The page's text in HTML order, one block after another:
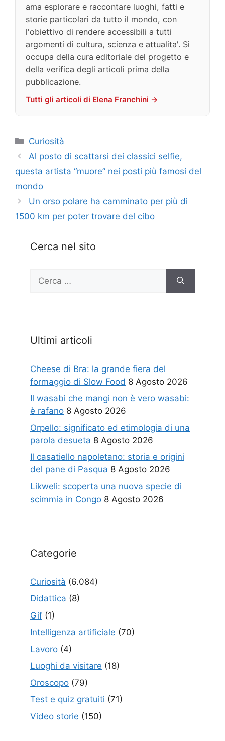
ama esplorare e raccontare luoghi, fatti e
storie particolari da tutto il mondo, con
l'obiettivo di rendere accessibili a tutti
argomenti di cultura, scienza e attualita'. Si
occupa della cura editoriale del progetto e
della verifica degli articoli prima della
pubblicazione.
Tutti gli articoli di Elena Franchini →
Categorie
Curiosità
Al posto di scattarsi dei classici selfie,
questa artista “muore” nei posti più famosi del
mondo
Un orso polare ha camminato per più di
1500 km per poter trovare del cibo
Cerca nel sito
per:
Ultimi articoli
Cheese di Bra: la grande fiera del
formaggio di Slow Food 8 Agosto 2026
Il wasabi che mangi non è vero wasabi:
è rafano 8 Agosto 2026
Orpello: significato ed etimologia di una
parola desueta 8 Agosto 2026
Il casatiello napoletano: storia e origini
del pane di Pasqua 8 Agosto 2026
Likweli: scoperta una nuova specie di
scimmia in Congo 8 Agosto 2026
Categorie
Curiosità (6.084)
Didattica (8)
Gif (1)
Intelligenza artificiale (70)
Lavoro (4)
Luoghi da visitare (18)
Oroscopo (79)
Test e quiz gratuiti (71)
Video storie (150)